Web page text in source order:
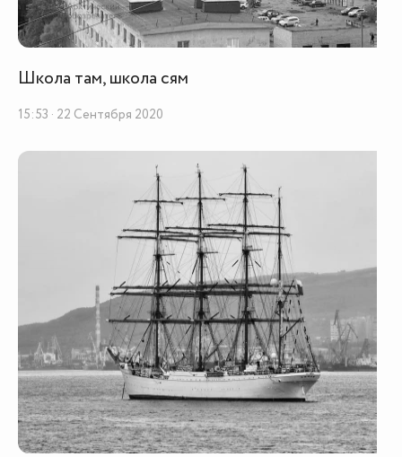
Школа там, школа сям
15:53 · 22 Сентября 2020